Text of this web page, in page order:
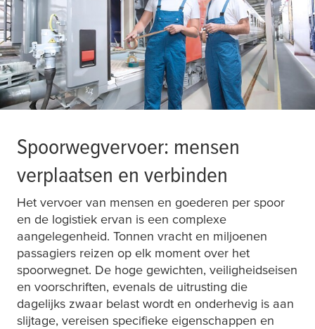
Spoorwegvervoer: mensen
verplaatsen en verbinden
Het vervoer van mensen en goederen per spoor
en de logistiek ervan is een complexe
aangelegenheid. Tonnen vracht en miljoenen
passagiers reizen op elk moment over het
spoorwegnet. De hoge gewichten, veiligheidseisen
en voorschriften, evenals de uitrusting die
dagelijks zwaar belast wordt en onderhevig is aan
slijtage, vereisen specifieke eigenschappen en